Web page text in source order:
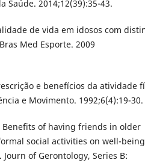
Saúde. 2014;12(39):35-43.
de vida em idosos com
Med Esporte. 2009
e benefícios da atividade
e Movimento. 1992;6(4):19-30.
Benefits of having friends in older
social activities on well-
of Gerontology, Series B: